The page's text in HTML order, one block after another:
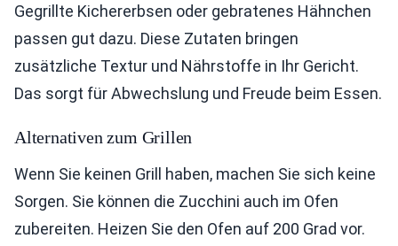
Gegrillte Kichererbsen oder gebratenes Hähnchen
passen gut dazu. Diese Zutaten bringen
zusätzliche Textur und Nährstoffe in Ihr Gericht.
Das sorgt für Abwechslung und Freude beim Essen.
Alternativen zum Grillen
Wenn Sie keinen Grill haben, machen Sie sich keine
Sorgen. Sie können die Zucchini auch im Ofen
zubereiten. Heizen Sie den Ofen auf 200 Grad vor.